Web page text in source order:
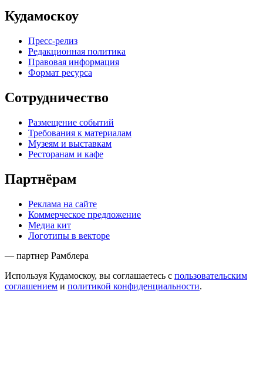
Кудамоскоу
Пресс-релиз
Редакционная политика
Правовая информация
Формат ресурса
Сотрудничество
Размещение событий
Требования к материалам
Музеям и выставкам
Ресторанам и кафе
Партнёрам
Реклама на сайте
Коммерческое предложение
Медиа кит
Логотипы в векторе
— партнер Рамблера
Используя Кудамоскоу, вы соглашаетесь с пользовательским
соглашением и политикой конфиденциальности.